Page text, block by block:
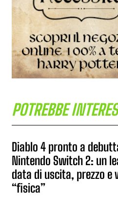
POTREBBE
Diablo 4 pronto a
Nintendo Switch 2: un
data di uscita, prezzo e
“fisica”